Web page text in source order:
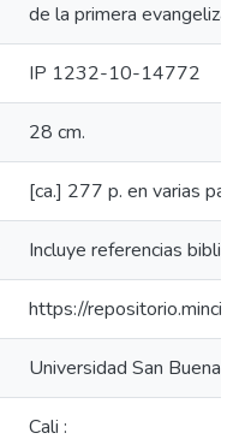
de la primera
IP 1232-10-14772
28 cm.
[ca.] 277 p. en varias
Incluye referencias
https://
Universidad San Buena
Cali :